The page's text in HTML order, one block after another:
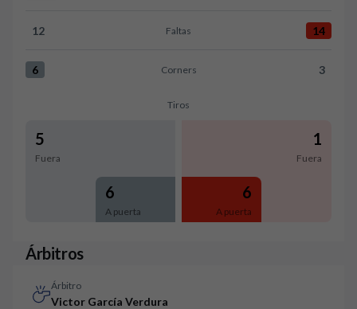
Faltas:Real Betis 12 versus RCD Mallorca 14
12 Faltas 14
Corners:Real Betis 6 versus RCD Mallorca 3
6 Corners 3
Tiros
5
Fuera
6
A puerta
1
Fuera
6
A puerta
Árbitros
Árbitro
Victor García Verdura